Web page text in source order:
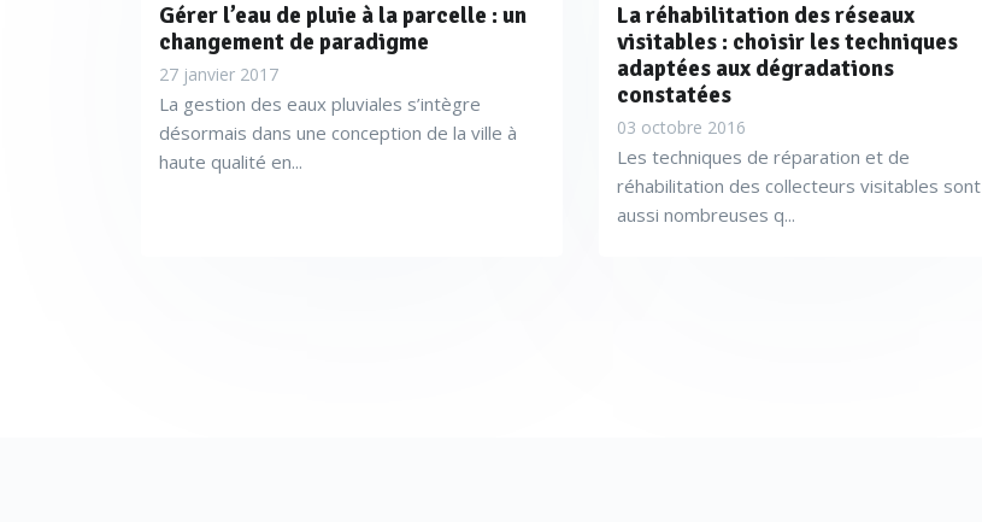
Gérer l’eau de pluie à la parcelle : un
changement de paradigme
27 janvier 2017
La gestion des eaux pluviales s’intègre
désormais dans une conception de la ville à
haute qualité en...
La réhabilitation des réseaux
visitables : choisir les techniques
adaptées aux dégradations
constatées
03 octobre 2016
Les techniques de réparation et de
réhabilitation des collecteurs visitables sont
aussi nombreuses q...